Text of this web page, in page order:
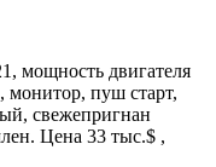
мощность двигателя
монитор, пуш старт,
свежепригнан
Цена 33 тыс.$ ,